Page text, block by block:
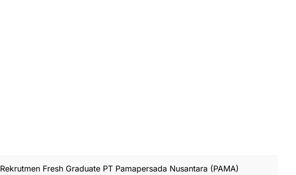
Rekrutmen Fresh Graduate PT Pamapersada Nusantara (PAMA)